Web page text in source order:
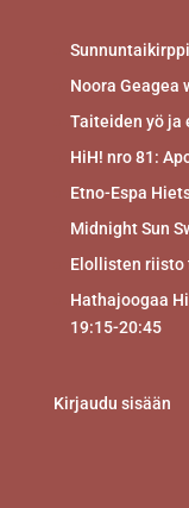
Noora Geagea
Taiteiden yö ja
HiH! nro 81:
Etno-Espa
Midnight Sun
Elollisten riisto
Hathajoogaa
19:15-20:45
Kirjaudu sisään